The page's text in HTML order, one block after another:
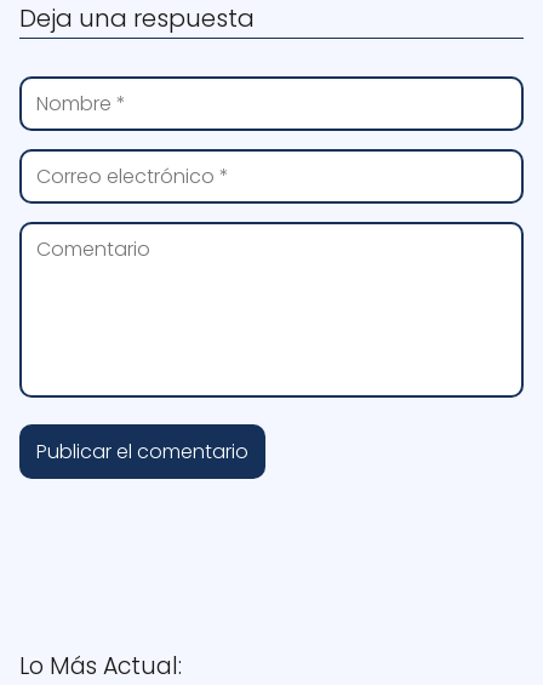
Deja una respuesta
Lo Más Actual: